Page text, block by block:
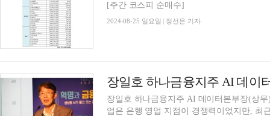
[주간 코스피 순매수]
2024-08-25 일요일 | 정선은 기자
장일호 하나금융지주 AI 데이터본부장(상
업은 은행 영업 지점이 경쟁력이었지만, 최